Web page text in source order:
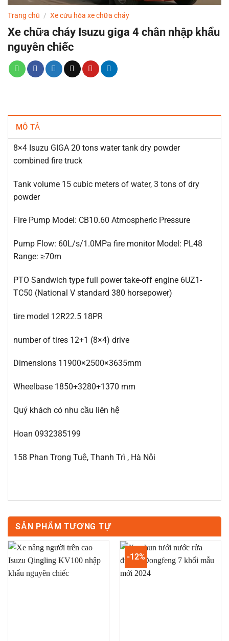
Trang chủ / Xe cứu hỏa xe chữa cháy
Xe chữa cháy Isuzu giga 4 chân nhập khẩu
nguyên chiếc
MÔ TẢ
8×4 Isuzu GIGA 20 tons water tank dry powder
combined fire truck
Tank volume 15 cubic meters of water, 3 tons of dry
powder
Fire Pump Model: CB10.60 Atmospheric Pressure
Pump Flow: 60L/s/1.0MPa fire monitor Model: PL48
Range: ≥70m
PTO Sandwich type full power take-off engine 6UZ1-
TC50 (National V standard 380 horsepower)
tire model 12R22.5 18PR
number of tires 12+1 (8×4) drive
Dimensions 11900×2500×3635mm
Wheelbase 1850+3280+1370 mm
Quý khách có nhu cầu liên hệ
Hoan 0932385199
158 Phan Trọng Tuệ, Thanh Trì , Hà Nội
SẢN PHẨM TƯƠNG TỰ
-12%